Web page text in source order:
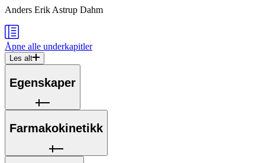
Anders Erik Astrup Dahm
Åpne alle underkapitler
Les alt
Egenskaper
Farmakokinetikk